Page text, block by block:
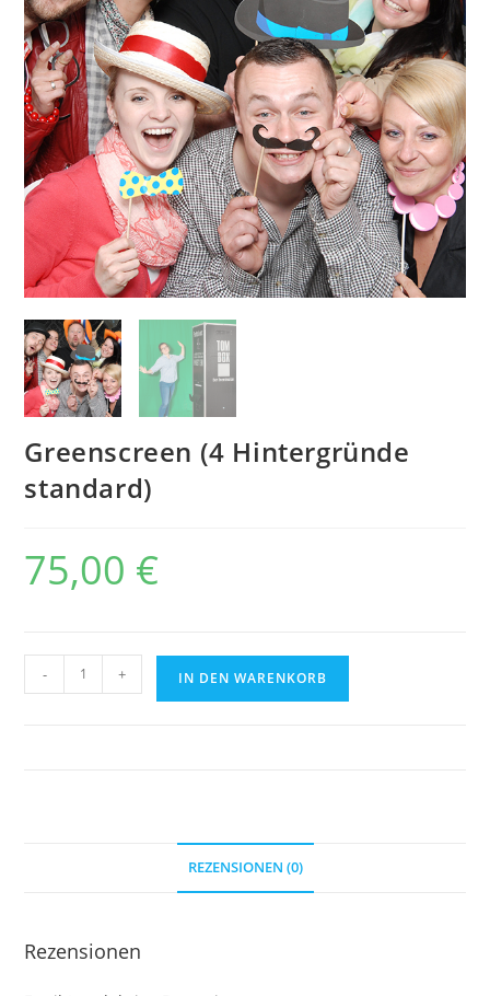
Greenscreen (4 Hintergründe
standard)
75,00 €
Greenscreen
(4
- + IN DEN WARENKORB
REZENSIONEN (0)
Rezensionen